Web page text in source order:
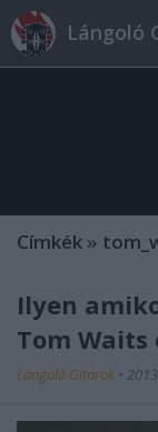
Lángoló
Címkék »
Ilyen
Tom Waits
Lángoló Gitárok •